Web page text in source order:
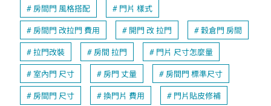
房間門 風格搭配 門片 樣式
房間門 改拉門 費用 開門 改 拉門 穀倉門 房間
拉門改裝 房間 拉門 門片 尺寸怎麼量
室內門 尺寸 房門 丈量 房間門 標準尺寸
房間門 尺寸 換門片 費用 門片貼皮修補